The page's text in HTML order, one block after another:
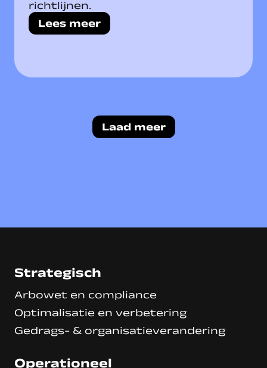
richtlijnen.
Lees meer
Laad meer
Strategisch
Arbowet en compliance
Optimalisatie en verbetering
Gedrags- & organisatieverandering
Operationeel